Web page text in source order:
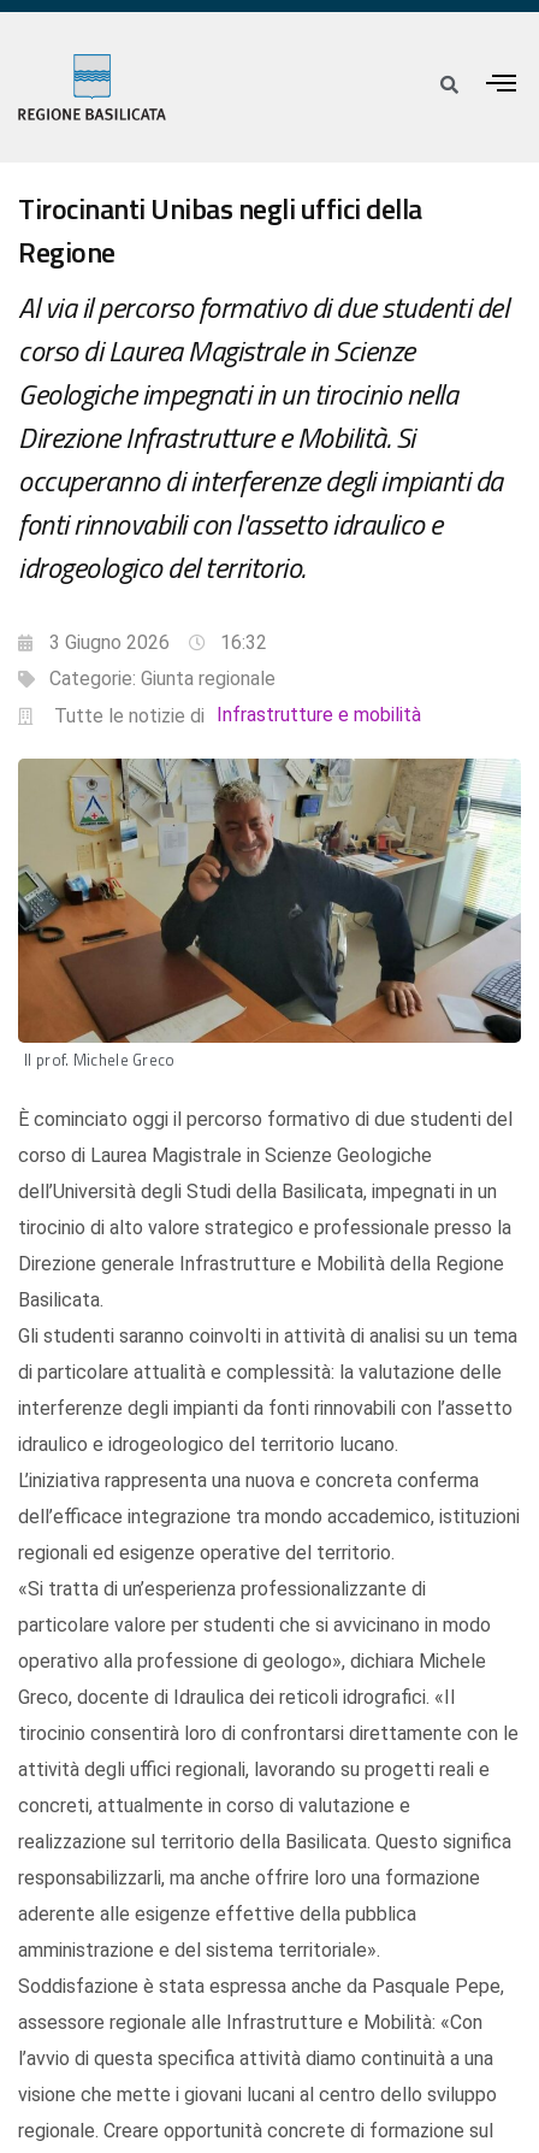
Tirocinanti Unibas negli uffici della
Regione
Al via il percorso formativo di due studenti del
corso di Laurea Magistrale in Scienze
Geologiche impegnati in un tirocinio nella
Direzione Infrastrutture e Mobilità. Si
occuperanno di interferenze degli impianti da
fonti rinnovabili con l'assetto idraulico e
idrogeologico del territorio.
3 Giugno 2026
16:32
Categorie: Giunta regionale
Tutte le notizie di
Infrastrutture e mobilità
Il prof. Michele Greco
È cominciato oggi il percorso formativo di due studenti del
corso di Laurea Magistrale in Scienze Geologiche
dell’Università degli Studi della Basilicata, impegnati in un
tirocinio di alto valore strategico e professionale presso la
Direzione generale Infrastrutture e Mobilità della Regione
Basilicata.
Gli studenti saranno coinvolti in attività di analisi su un tema
di particolare attualità e complessità: la valutazione delle
interferenze degli impianti da fonti rinnovabili con l’assetto
idraulico e idrogeologico del territorio lucano.
L’iniziativa rappresenta una nuova e concreta conferma
dell’efficace integrazione tra mondo accademico, istituzioni
regionali ed esigenze operative del territorio.
«Si tratta di un’esperienza professionalizzante di
particolare valore per studenti che si avvicinano in modo
operativo alla professione di geologo», dichiara Michele
Greco, docente di Idraulica dei reticoli idrografici. «Il
tirocinio consentirà loro di confrontarsi direttamente con le
attività degli uffici regionali, lavorando su progetti reali e
concreti, attualmente in corso di valutazione e
realizzazione sul territorio della Basilicata. Questo significa
responsabilizzarli, ma anche offrire loro una formazione
aderente alle esigenze effettive della pubblica
amministrazione e del sistema territoriale».
Soddisfazione è stata espressa anche da Pasquale Pepe,
assessore regionale alle Infrastrutture e Mobilità: «Con
l’avvio di questa specifica attività diamo continuità a una
visione che mette i giovani lucani al centro dello sviluppo
regionale. Creare opportunità concrete di formazione sul